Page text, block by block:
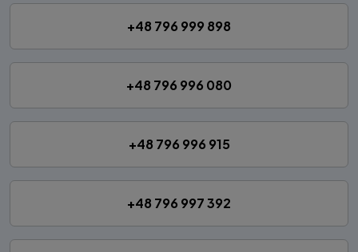
+48 796 999 898
+48 796 996 080
+48 796 996 915
+48 796 997 392